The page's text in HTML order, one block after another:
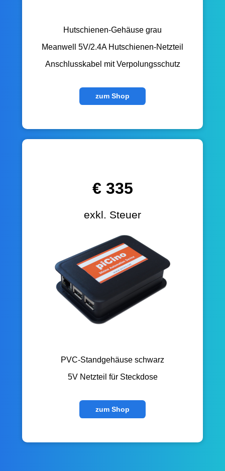
Hutschienen-Gehäuse grau
Meanwell 5V/2.4A Hutschienen-Netzteil
Anschlusskabel mit Verpolungsschutz
zum Shop
€ 335
exkl. Steuer
PVC-Standgehäuse schwarz
5V Netzteil für Steckdose
zum Shop